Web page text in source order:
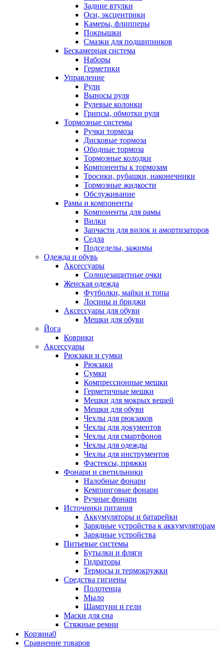
Задние втулки
Оси, эксцентрики
Камеры, флипперы
Покрышки
Смазки для подшипников
Бескамерная система
Наборы
Герметики
Управление
Рули
Выносы руля
Рулевые колонки
Грипсы, обмотки руля
Тормозные системы
Ручки тормоза
Дисковые тормоза
Ободные тормоза
Тормозные колодки
Компоненты к тормозам
Тросики, рубашки, наконечники
Тормозные жидкости
Обслуживание
Рамы и компоненты
Компоненты для рамы
Вилки
Запчасти для вилок и амортизаторов
Седла
Подседелы, зажимы
Одежда и обувь
Аксессуары
Солнцезащитные очки
Женская одежда
Футболки, майки и топы
Лосины и бриджи
Аксессуары для обуви
Мешки для обуви
Йога
Коврики
Аксессуары
Рюкзаки и сумки
Рюкзаки
Сумки
Компрессионные мешки
Герметичные мешки
Мешки для мокрых вещей
Мешки для обуви
Чехлы для рюкзаков
Чехлы для документов
Чехлы для смартфонов
Чехлы для одежды
Чехлы для инструментов
Фастексы, пряжки
Фонари и светильники
Налобные фонари
Кемпинговые фонари
Ручные фонари
Источники питания
Аккумуляторы и батарейки
Зарядные устройства к аккумуляторам
Зарядные устройства
Питьевые системы
Бутылки и фляги
Гидраторы
Термосы и термокружки
Средства гигиены
Полотенца
Мыло
Шампуни и гели
Маски для сна
Стяжные ремни
Корзина0
Сравнение товаров